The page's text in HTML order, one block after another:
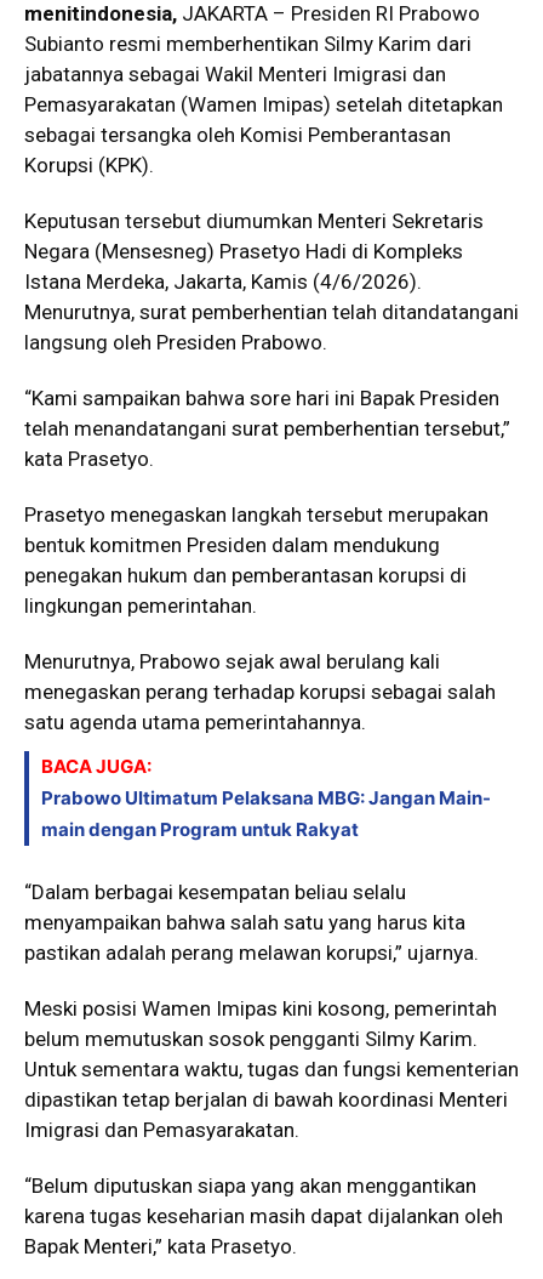
menitindonesia, JAKARTA – Presiden RI Prabowo
Subianto resmi memberhentikan Silmy Karim dari
jabatannya sebagai Wakil Menteri Imigrasi dan
Pemasyarakatan (Wamen Imipas) setelah ditetapkan
sebagai tersangka oleh Komisi Pemberantasan
Korupsi (KPK).
Keputusan tersebut diumumkan Menteri Sekretaris
Negara (Mensesneg) Prasetyo Hadi di Kompleks
Istana Merdeka, Jakarta, Kamis (4/6/2026).
Menurutnya, surat pemberhentian telah ditandatangani
langsung oleh Presiden Prabowo.
“Kami sampaikan bahwa sore hari ini Bapak Presiden
telah menandatangani surat pemberhentian tersebut,”
kata Prasetyo.
Prasetyo menegaskan langkah tersebut merupakan
bentuk komitmen Presiden dalam mendukung
penegakan hukum dan pemberantasan korupsi di
lingkungan pemerintahan.
Menurutnya, Prabowo sejak awal berulang kali
menegaskan perang terhadap korupsi sebagai salah
satu agenda utama pemerintahannya.
BACA JUGA:
Prabowo Ultimatum Pelaksana MBG: Jangan Main-
main dengan Program untuk Rakyat
“Dalam berbagai kesempatan beliau selalu
menyampaikan bahwa salah satu yang harus kita
pastikan adalah perang melawan korupsi,” ujarnya.
Meski posisi Wamen Imipas kini kosong, pemerintah
belum memutuskan sosok pengganti Silmy Karim.
Untuk sementara waktu, tugas dan fungsi kementerian
dipastikan tetap berjalan di bawah koordinasi Menteri
Imigrasi dan Pemasyarakatan.
“Belum diputuskan siapa yang akan menggantikan
karena tugas keseharian masih dapat dijalankan oleh
Bapak Menteri,” kata Prasetyo.